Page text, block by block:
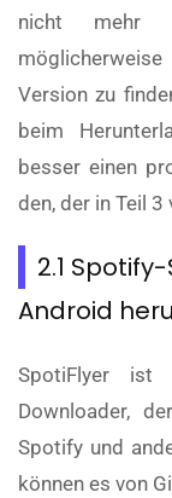
nicht mehr
Version zu
beim
besser einen
den, der in Teil
2.1
Android
SpotiFlyer ist
Downloader,
Spotify und
können es von